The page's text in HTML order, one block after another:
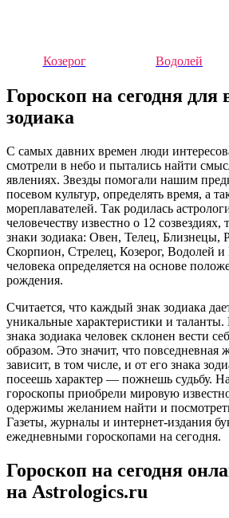
Козерог Водолей
Гороскоп на сегодня для
зодиака
С самых давних времен люди
смотрели в небо и пытались найти
явлениях. Звезды помогали нашим
посевом культур, определять время, а
мореплавателей. Так родилась
человечеству известно о 12
знаки зодиака: Овен, Телец, Близнецы,
Скорпион, Стрелец, Козерог, Водолей
человека определяется на основе
рождения.
Считается, что каждый знак зодиака
уникальные характеристики и
знака зодиака человек склонен вести
образом. Это значит, что повседневная
зависит, в том числе, и от его знака
посеешь характер — пожнешь судьбу.
гороскопы приобрели мировую
одержимы желанием найти и
Газеты, журналы и интернет-издания
ежедневными гороскопами на сегодня.
Гороскоп на сегодня
на Astrologics.ru